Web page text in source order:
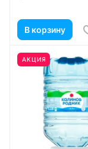
В корзину
АКЦИЯ